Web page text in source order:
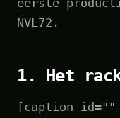
NVL72.
1. Het
[caption id=""